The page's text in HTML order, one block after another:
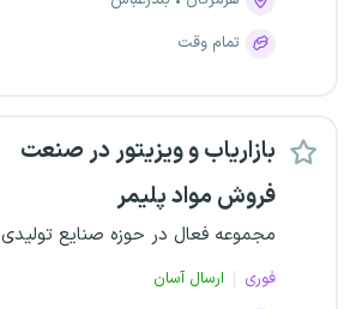
تمام وقت
بازاریاب و ویزیتور در صنعت
فروش مواد پلیمر
مجموعه فعال در حوزه صنایع تولیدی
فوری
ارسال آسان